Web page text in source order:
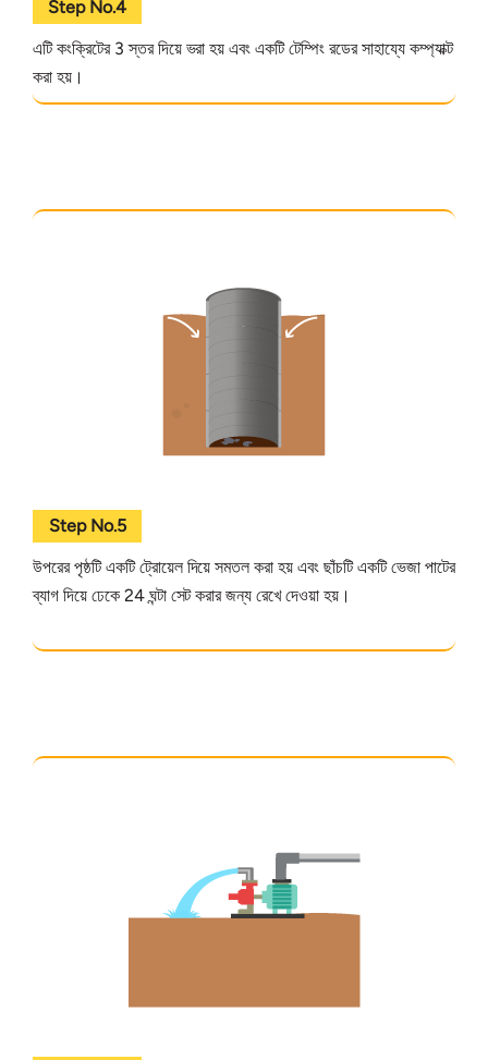
Step No.4
এটি কংক্রিটের 3 স্তর দিয়ে ভরা হয় এবং একটি টেম্পিং রডের সাহায্যে কম্প্যাক্ট
করা হয়।
Step No.5
উপরের পৃষ্ঠটি একটি ট্রোয়েল দিয়ে সমতল করা হয় এবং ছাঁচটি একটি ভেজা পাটের
ব্যাগ দিয়ে ঢেকে 24 ঘন্টা সেট করার জন্য রেখে দেওয়া হয়।